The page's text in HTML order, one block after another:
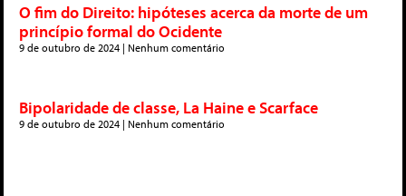
O fim do Direito: hipóteses acerca da morte de um
princípio formal do Ocidente
9 de outubro de 2024 Nenhum comentário
Bipolaridade de classe, La Haine e Scarface
9 de outubro de 2024 Nenhum comentário